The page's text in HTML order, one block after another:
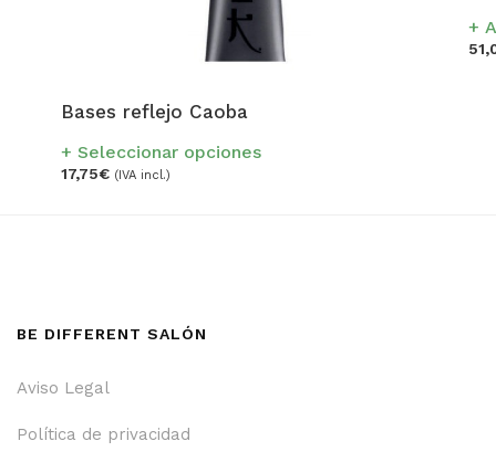
Bases reflejo Caoba
Seleccionar opciones
17,75€ (IVA incl.)
BE DIFFERENT SALÓN
Aviso Legal
Política de privacidad